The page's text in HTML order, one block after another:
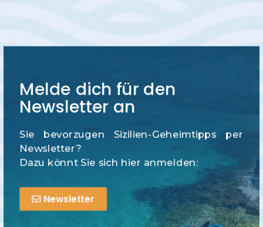
Melde dich für den
Newsletter an
Sie bevorzugen Sizilien-Geheimtipps per
Newsletter?
Dazu könnt Sie sich hier anmelden:
Newsletter